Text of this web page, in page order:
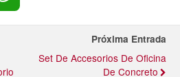
Próxima Entrada
Set De Accesorios De Oficina
De Concreto